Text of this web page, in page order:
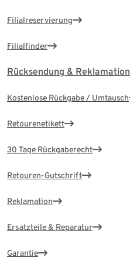
Filialreservierung
Filialfinder
Rücksendung & Reklamation
Kostenlose Rückgabe / Umtausch
Retourenetikett
30 Tage Rückgaberecht
Retouren-Gutschrift
Reklamation
Ersatzteile & Reparatur
Garantie